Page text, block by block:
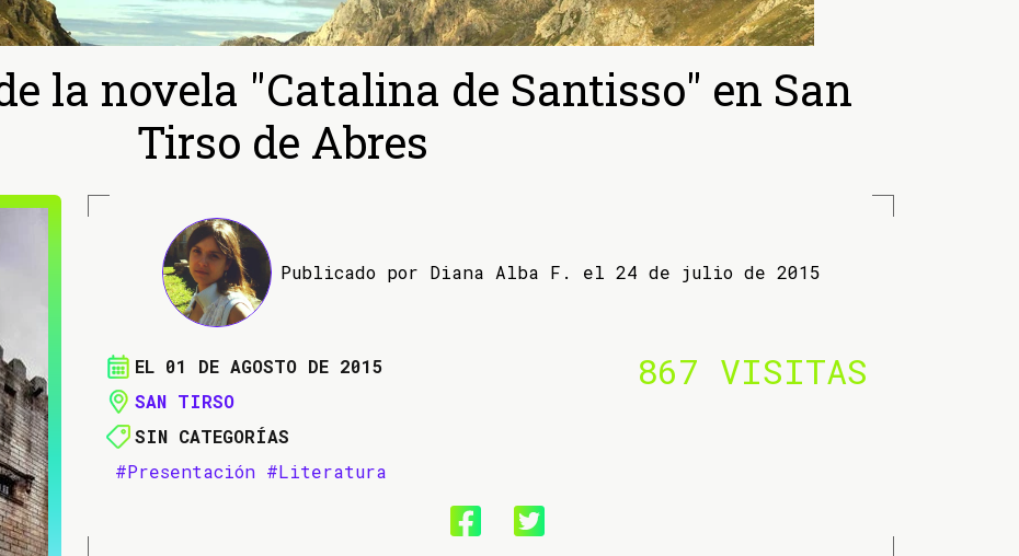
la novela "Catalina de Santisso" en San
Tirso de Abres
Publicado por Diana Alba F. el 24 de julio de 2015
EL 01 DE AGOSTO DE 2015
SAN TIRSO
SIN CATEGORÍAS
#Presentación #Literatura
867 VISITAS